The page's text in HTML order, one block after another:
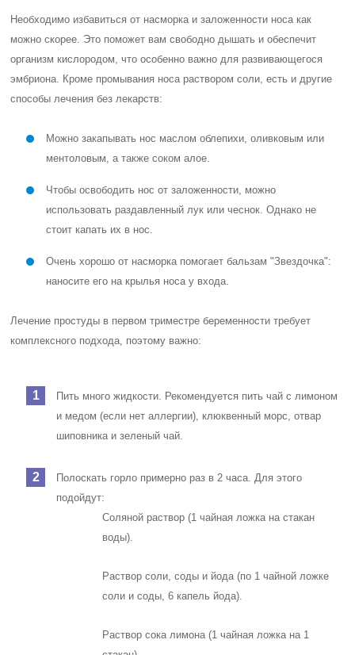
Необходимо избавиться от насморка и заложенности носа как
можно скорее. Это поможет вам свободно дышать и обеспечит
организм кислородом, что особенно важно для развивающегося
эмбриона. Кроме промывания носа раствором соли, есть и другие
способы лечения без лекарств:
Можно закапывать нос маслом облепихи, оливковым или
ментоловым, а также соком алое.
Чтобы освободить нос от заложенности, можно
использовать раздавленный лук или чеснок. Однако не
стоит капать их в нос.
Очень хорошо от насморка помогает бальзам "Звездочка":
наносите его на крылья носа у входа.
Лечение простуды в первом триместре беременности требует
комплексного подхода, поэтому важно:
Пить много жидкости. Рекомендуется пить чай с лимоном
и медом (если нет аллергии), клюквенный морс, отвар
шиповника и зеленый чай.
Полоскать горло примерно раз в 2 часа. Для этого
подойдут:
Соляной раствор (1 чайная ложка на стакан
воды).
Раствор соли, соды и йода (по 1 чайной ложке
соли и соды, 6 капель йода).
Раствор сока лимона (1 чайная ложка на 1